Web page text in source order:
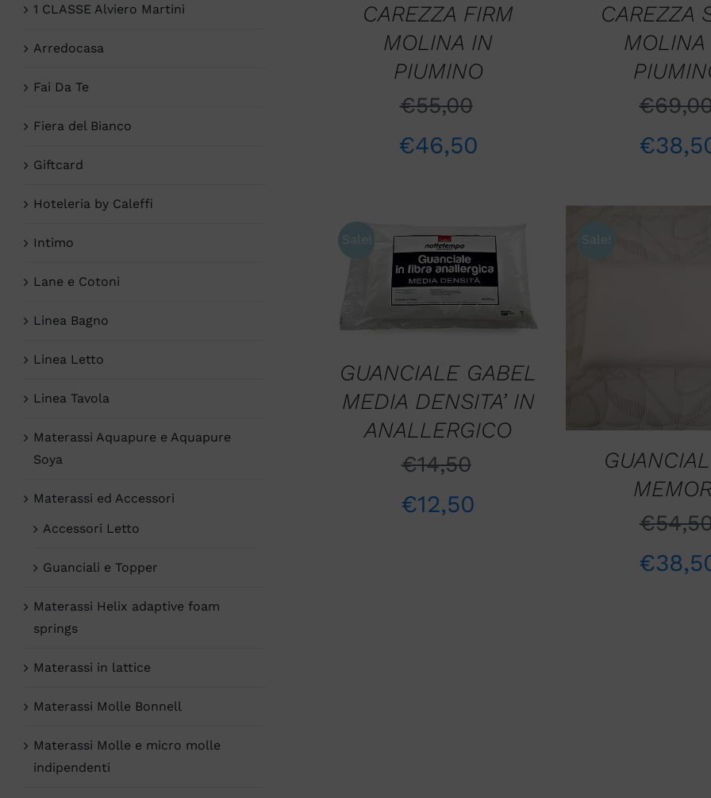
CAREZZA FIRM
MOLINA IN
PIUMINO
€55,00
€46,50
CAREZZA
MOLINA
€
€
Sale!
AGGIUNGI AL CARRELLO
QUICK VIEW
GUANCIALE GABEL
MEDIA DENSITA’ IN
ANALLERGICO
€14,50
€12,50
Sale!
€
€
1 CLASSE Alviero Martini
Arredocasa
Fai Da Te
Fiera del Bianco
Giftcard
Hoteleria by Caleffi
Intimo
Lane e Cotoni
Linea Bagno
Linea Letto
Linea Tavola
Materassi Aquapure e Aquapure
Soya
Materassi ed Accessori
Accessori Letto
Guanciali e Topper
Materassi Helix adaptive foam
springs
Materassi in lattice
Materassi Molle Bonnell
Materassi Molle e micro molle
indipendenti